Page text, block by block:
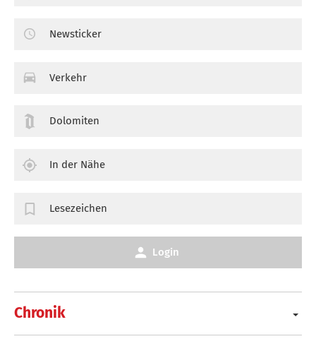
Chronik
Newsticker
Verkehr
Dolomiten
In der Nähe
Lesezeichen
Login